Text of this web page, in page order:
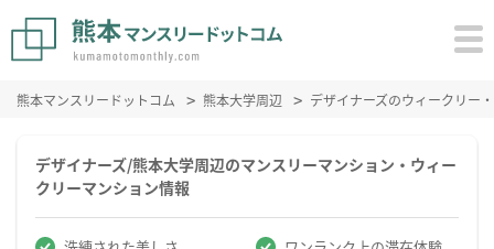
熊本マンスリードットコム 熊本大学周辺 デザイナーズのウィークリー
デザイナーズ/熊本大学周辺のマンスリーマンション・ウィー
クリーマンション情報